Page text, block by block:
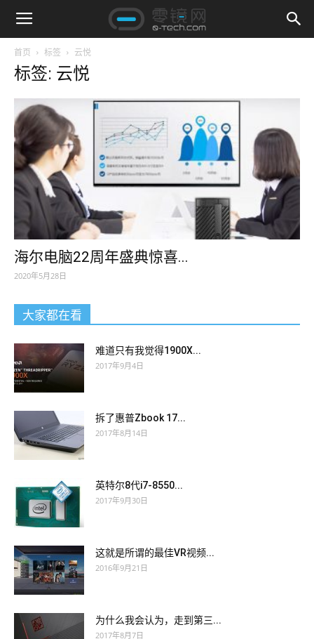
首页 标签 云悦
标签: 云悦
海尔电脑22周年盛典惊喜...
2020年5月28日
大家都在看
难道只有我觉得1900X...
2017年9月4日
拆了惠普Zbook 17...
2017年8月14日
英特尔8代i7-8550...
2017年9月30日
这就是所谓的最佳VR视频...
2016年9月21日
为什么我会认为，走到第三...
2017年8月7日